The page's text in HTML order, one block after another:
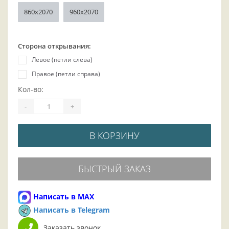
860х2070 960х2070
Сторона открывания:
Левое (петли слева)
Правое (петли справа)
Кол-во:
- +
В КОРЗИНУ
БЫСТРЫЙ ЗАКАЗ
Написать в MAX
Написать в Telegram